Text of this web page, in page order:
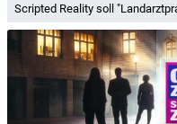
Scripted Reality soll